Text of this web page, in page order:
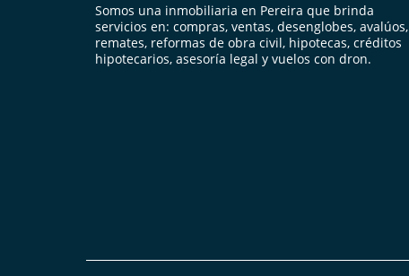
Somos una inmobiliaria en Pereira que brinda
servicios en: compras, ventas, desenglobes, avalúos,
remates, reformas de obra civil, hipotecas, créditos
hipotecarios, asesoría legal y vuelos con dron.